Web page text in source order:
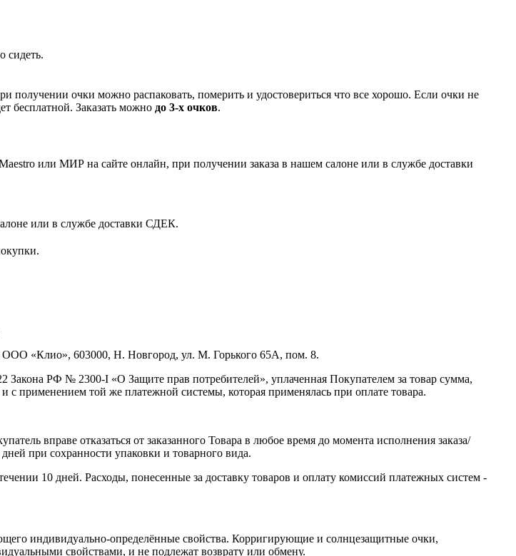
сидеть.
получении очки можно распаковать, померить и удостовериться что все хорошо. Если очки не
бесплатной. Заказать можно до 3-х очков.
или МИР на сайте онлайн, при получении заказа в нашем салоне или в службе доставки
или в службе доставки СДЕК.
ООО «Клио», 603000, Н. Новгород, ул. М. Горького 65А, пом. 8.
Закона РФ № 2300-I «О Защите прав потребителей», уплаченная Покупателем за товар сумма,
применением той же платежной системы, которая применялась при оплате товара.
вправе отказаться от заказанного Товара в любое время до момента исполнения заказа/
при сохранности упаковки и товарного вида.
10 дней. Расходы, понесенные за доставку товаров и оплату комиссий платежных систем -
индивидуально-определённые свойства. Корригирующие и солнцезащитные очки,
свойствами, и не подлежат возврату или обмену.